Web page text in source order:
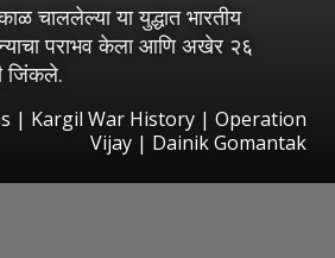
चाललेल्या या युद्धात भारतीय
पराभव केला आणि अखेर २६
जिंकले.
| Kargil War History | Operation
Vijay | Dainik Gomantak